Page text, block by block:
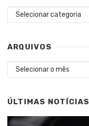
Categorias
ARQUIVOS
Arquivos
ÚLTIMAS NOTÍCIAS